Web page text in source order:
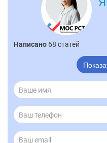
Написано 68 статей